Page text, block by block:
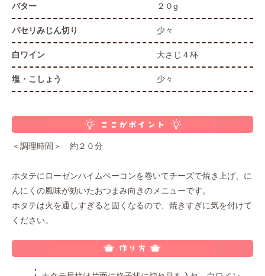
バター ２０g
パセリみじん切り 少々
白ワイン 大さじ４杯
塩・こしょう 少々
＜調理時間＞ 約２０分
ホタテにローゼンハイムベーコンを巻いてチーズで焼き上げ、に
んにくの風味が効いたおつまみ向きのメニューです。
ホタテは火を通しすぎると固くなるので、焼きすぎに気を付けて
ください。